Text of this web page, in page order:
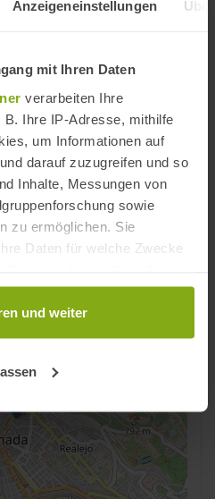
Anzeigeneinstellungen
mit Ihren Daten
verarbeiten Ihre
Ihre IP-Adresse, mithilfe
um Informationen auf
darauf zuzugreifen und so
Inhalte, Messungen von
sowie
zu ermöglichen. Sie
Daten für welche Zwecke
Klicken auf das Privacy
widerrufen
geografische Lage
Scannen nach
(Fingerprinting) identifizieren
wie Ihre persönlichen Daten
und weiter
Música y Danza de
−